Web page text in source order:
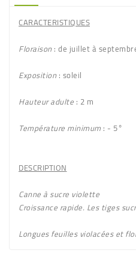
CARACTERISTIQUES
Floraison: de juillet à
Exposition: soleil
Hauteur adulte : 2 m
Température minimum : - 5°
DESCRIPTION
Canne à sucre violette
Croissance rapide. Les tiges
Longues feuilles violacéeset